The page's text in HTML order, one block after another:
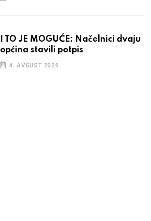
I TO JE MOGUĆE: Načelnici dvaju
općina stavili potpis
4. AVGUST 2026.